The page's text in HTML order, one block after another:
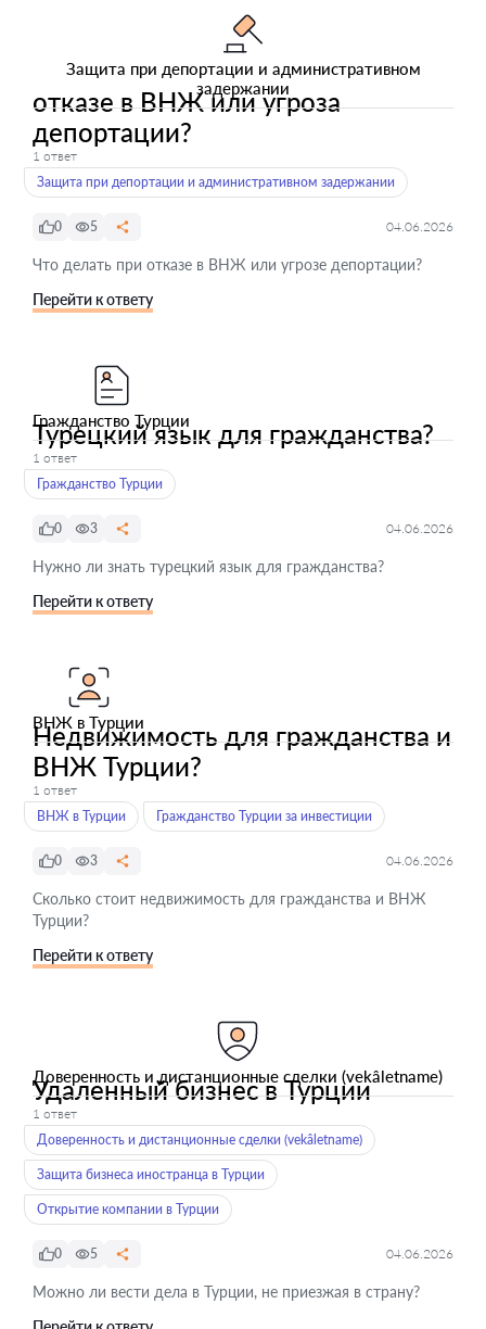
Защита при депортации и административном
задержании
отказе в ВНЖ или угроза
депортации?
1 ответ
Защита при депортации и административном задержании
0 5 04.06.2026
Что делать при отказе в ВНЖ или угрозе депортации?
Перейти к ответу
Гражданство Турции
Турецкий язык для гражданства?
1 ответ
Гражданство Турции
0 3 04.06.2026
Нужно ли знать турецкий язык для гражданства?
Перейти к ответу
ВНЖ в Турции
Недвижимость для гражданства и
ВНЖ Турции?
1 ответ
ВНЖ в Турции
Гражданство Турции за инвестиции
0 3 04.06.2026
Сколько стоит недвижимость для гражданства и ВНЖ
Турции?
Перейти к ответу
Доверенность и дистанционные сделки (vekâletname)
Удаленный бизнес в Турции
1 ответ
Доверенность и дистанционные сделки (vekâletname)
Защита бизнеса иностранца в Турции
Открытие компании в Турции
0 5 04.06.2026
Можно ли вести дела в Турции, не приезжая в страну?